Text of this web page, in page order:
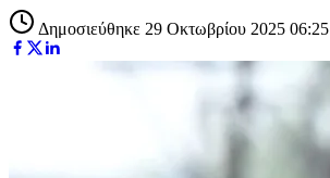
Δημοσιεύθηκε 29 Οκτωβρίου 2025 06:25